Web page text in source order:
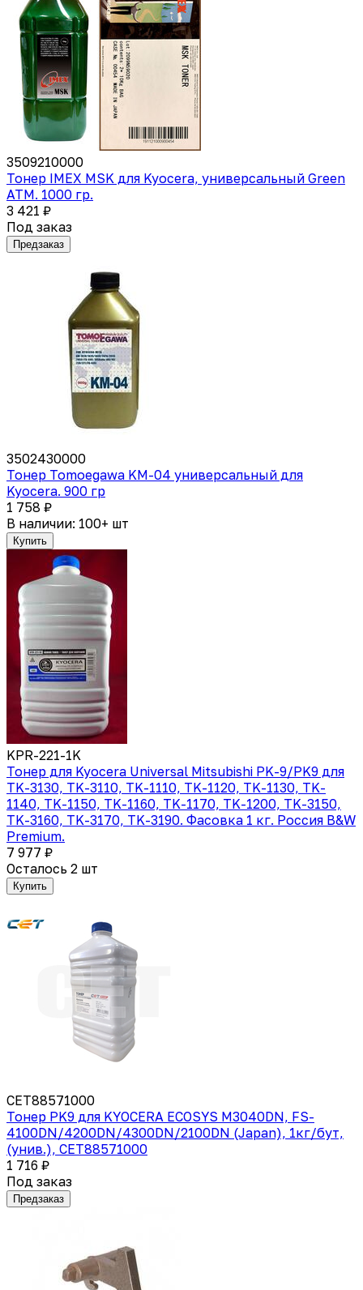
3509210000
Тонер IMEX MSK для Kyocera, универсальный Green
ATM. 1000 гр.
3 421 ₽
Под заказ
Предзаказ
3502430000
Тонер Tomoegawa KM-04 универсальный для
Kyocera. 900 гр
1 758 ₽
В наличии: 100+ шт
Купить
KPR-221-1K
Тонер для Kyocera Universal Mitsubishi PK-9/PK9 для
TK-3130, TK-3110, TK-1110, TK-1120, TK-1130, TK-
1140, TK-1150, TK-1160, TK-1170, TK-1200, TK-3150,
TK-3160, TK-3170, TK-3190. Фасовка 1 кг. Россия B&W
Premium.
7 977 ₽
Осталось 2 шт
Купить
CET88571000
Тонер PK9 для KYOCERA ECOSYS M3040DN, FS-
4100DN/4200DN/4300DN/2100DN (Japan), 1кг/бут,
(унив.), CET88571000
1 716 ₽
Под заказ
Предзаказ